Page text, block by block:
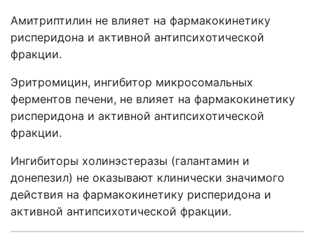
Амитриптилин не влияет на фармакокинетику
рисперидона и активной антипсихотической
фракции.
Эритромицин, ингибитор микросомальных
ферментов печени, не влияет на фармакокинетику
рисперидона и активной антипсихотической
фракции.
Ингибиторы холинэстеразы (галантамин и
донепезил) не оказывают клинически значимого
действия на фармакокинетику рисперидона и
активной антипсихотической фракции.